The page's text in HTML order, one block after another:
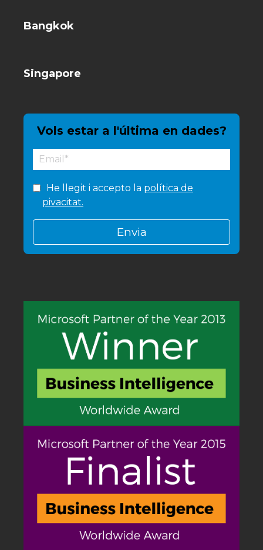
Bangkok
Singapore
Vols estar a l'última en dades?
He llegit i accepto la política de
pivacitat.